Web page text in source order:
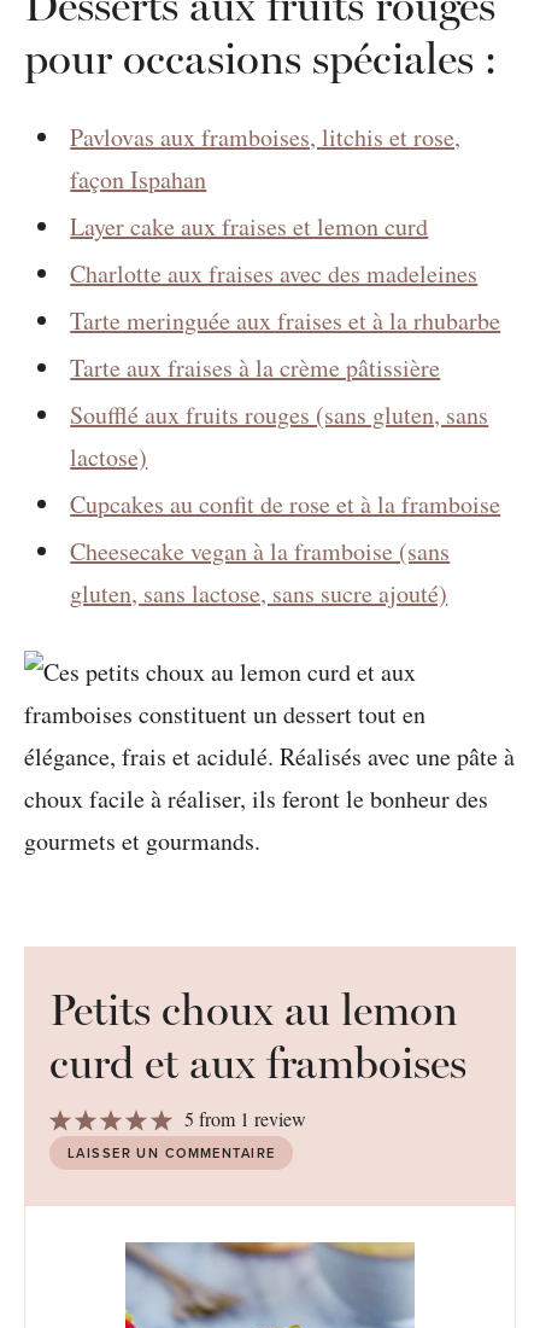
pour occasions spéciales :
Pavlovas aux framboises, litchis et rose,
façon Ispahan
Layer cake aux fraises et lemon curd
Charlotte aux fraises avec des madeleines
Tarte meringuée aux fraises et à la rhubarbe
Tarte aux fraises à la crème pâtissière
Soufflé aux fruits rouges (sans gluten, sans
lactose)
Cupcakes au confit de rose et à la framboise
Cheesecake vegan à la framboise (sans
gluten, sans lactose, sans sucre ajouté)
Petits choux au lemon
curd et aux framboises
5
Stars
4
Stars
3
Stars
2
Stars
1
Star
5 from 1 review
LAISSER UN COMMENTAIRE